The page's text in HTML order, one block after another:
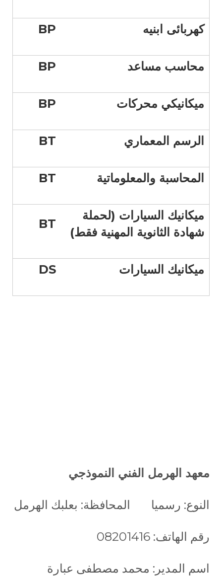
BP كهربائى ابنيه
BP محاسب مساعد
BP ميكانيكي محركات
BT الرسم المعماري
BT المحاسبة والمعلوماتية
BT
ميكانيك السيارات (لحملة
شهادة الثانوية المهنية فقط)
DS ميكانيك السيارات
معهد الهرمل الفني النموذجي
النوع: رسميا المحافظة: بعلبك الهرمل
رقم الهاتف: 08201416
اسم المدير: محمد مصطفى عبارة